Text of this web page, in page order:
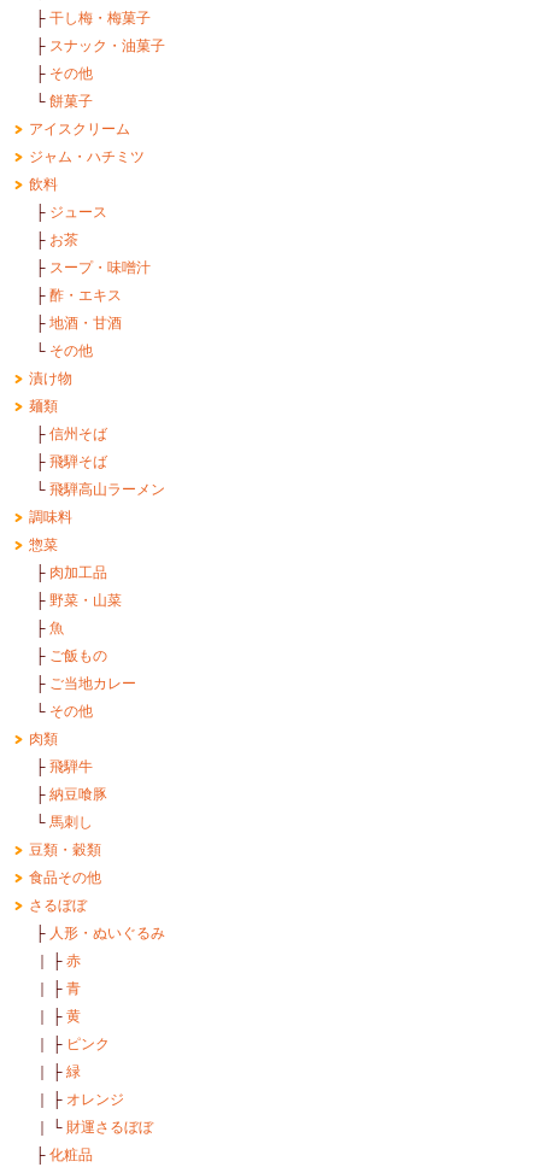
├ 干し梅・梅菓子
├ スナック・油菓子
├ その他
└ 餅菓子
アイスクリーム
ジャム・ハチミツ
飲料
├ ジュース
├ お茶
├ スープ・味噌汁
├ 酢・エキス
├ 地酒・甘酒
└ その他
漬け物
麺類
├ 信州そば
├ 飛騨そば
└ 飛騨高山ラーメン
調味料
惣菜
├ 肉加工品
├ 野菜・山菜
├ 魚
├ ご飯もの
├ ご当地カレー
└ その他
肉類
├ 飛騨牛
├ 納豆喰豚
└ 馬刺し
豆類・穀類
食品その他
さるぼぼ
├ 人形・ぬいぐるみ
├ 赤
├ 青
├ 黄
├ ピンク
├ 緑
├ オレンジ
└ 財運さるぼぼ
├ 化粧品